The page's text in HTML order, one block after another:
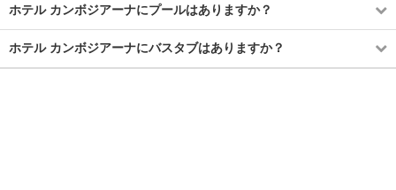
ホテル カンボジアーナにプールはありますか？
ホテル カンボジアーナにバスタブはありますか？